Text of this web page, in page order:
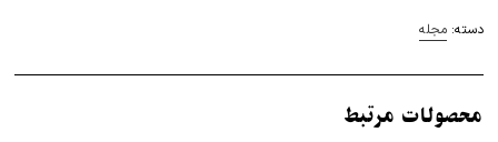
دسته: مجله
محصولات مرتبط